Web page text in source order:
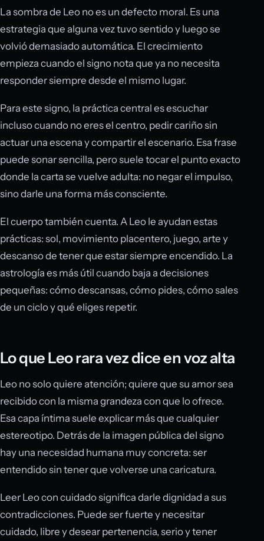
La sombra de Leo no es un defecto moral. Es una
estrategia que alguna vez tuvo sentido y luego se
volvió demasiado automática. El crecimiento
empieza cuando el signo nota que ya no necesita
responder siempre desde el mismo lugar.
Para este signo, la práctica central es escuchar
incluso cuando no eres el centro, pedir cariño sin
actuar una escena y compartir el escenario. Esa frase
puede sonar sencilla, pero suele tocar el punto exacto
donde la carta se vuelve adulta: no negar el impulso,
sino darle una forma más consciente.
El cuerpo también cuenta. A Leo le ayudan estas
prácticas: sol, movimiento placentero, juego, arte y
descanso de tener que estar siempre encendido. La
astrología es más útil cuando baja a decisiones
pequeñas: cómo descansas, cómo pides, cómo sales
de un ciclo y qué eliges repetir.
Lo que Leo rara vez dice en voz alta
Leo no solo quiere atención; quiere que su amor sea
recibido con la misma grandeza con que lo ofrece.
Esa capa íntima suele explicar más que cualquier
estereotipo. Detrás de la imagen pública del signo
hay una necesidad humana muy concreta: ser
entendido sin tener que volverse una caricatura.
Leer Leo con cuidado significa darle dignidad a sus
contradicciones. Puede ser fuerte y necesitar
cuidado, libre y desear pertenencia, serio y tener